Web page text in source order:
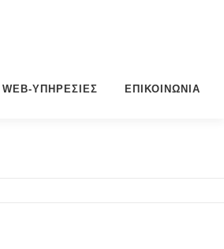
WEB-ΥΠΗΡΕΣΊΕΣ ΕΠΙΚΟΙΝΩΝΊΑ